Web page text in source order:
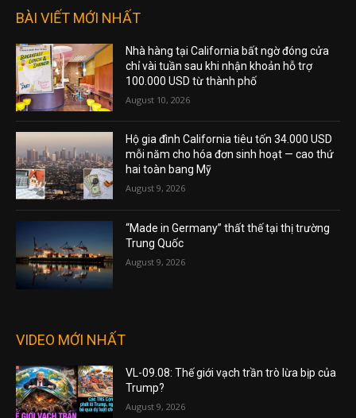
BÀI VIẾT MỚI NHẤT
Nhà hàng tại California bất ngờ đóng cửa
chỉ vài tuần sau khi nhận khoản hỗ trợ
100.000 USD từ thành phố
August 10, 2026
Hộ gia đình California tiêu tốn 34.000 USD
mỗi năm cho hóa đơn sinh hoạt — cao thứ
hai toàn bang Mỹ
August 9, 2026
“Made in Germany” thất thế tại thị trường
Trung Quốc
August 9, 2026
VIDEO MỚI NHẤT
VL-09.08: Thế giới vạch trần trò lừa bịp của
Trump?
August 9, 2026